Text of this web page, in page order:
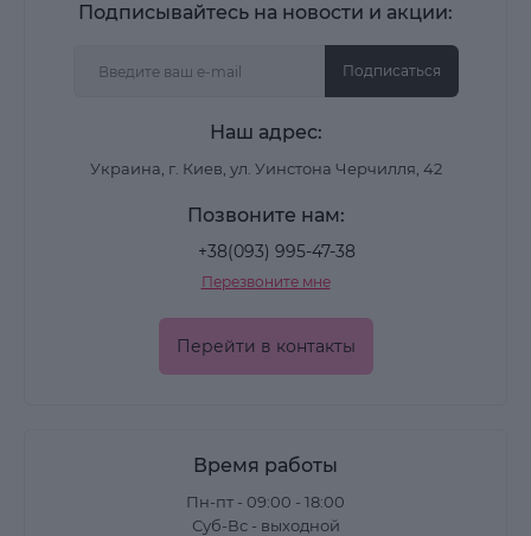
Подписывайтесь на новости и акции:
Подписаться
Наш адрес:
Украина, г. Киев, ул. Уинстона Черчилля, 42
Позвоните нам:
+38(093) 995-47-38
Перезвоните мне
Перейти в контакты
Время работы
Пн-пт - 09:00 - 18:00
Суб-Вс - выходной